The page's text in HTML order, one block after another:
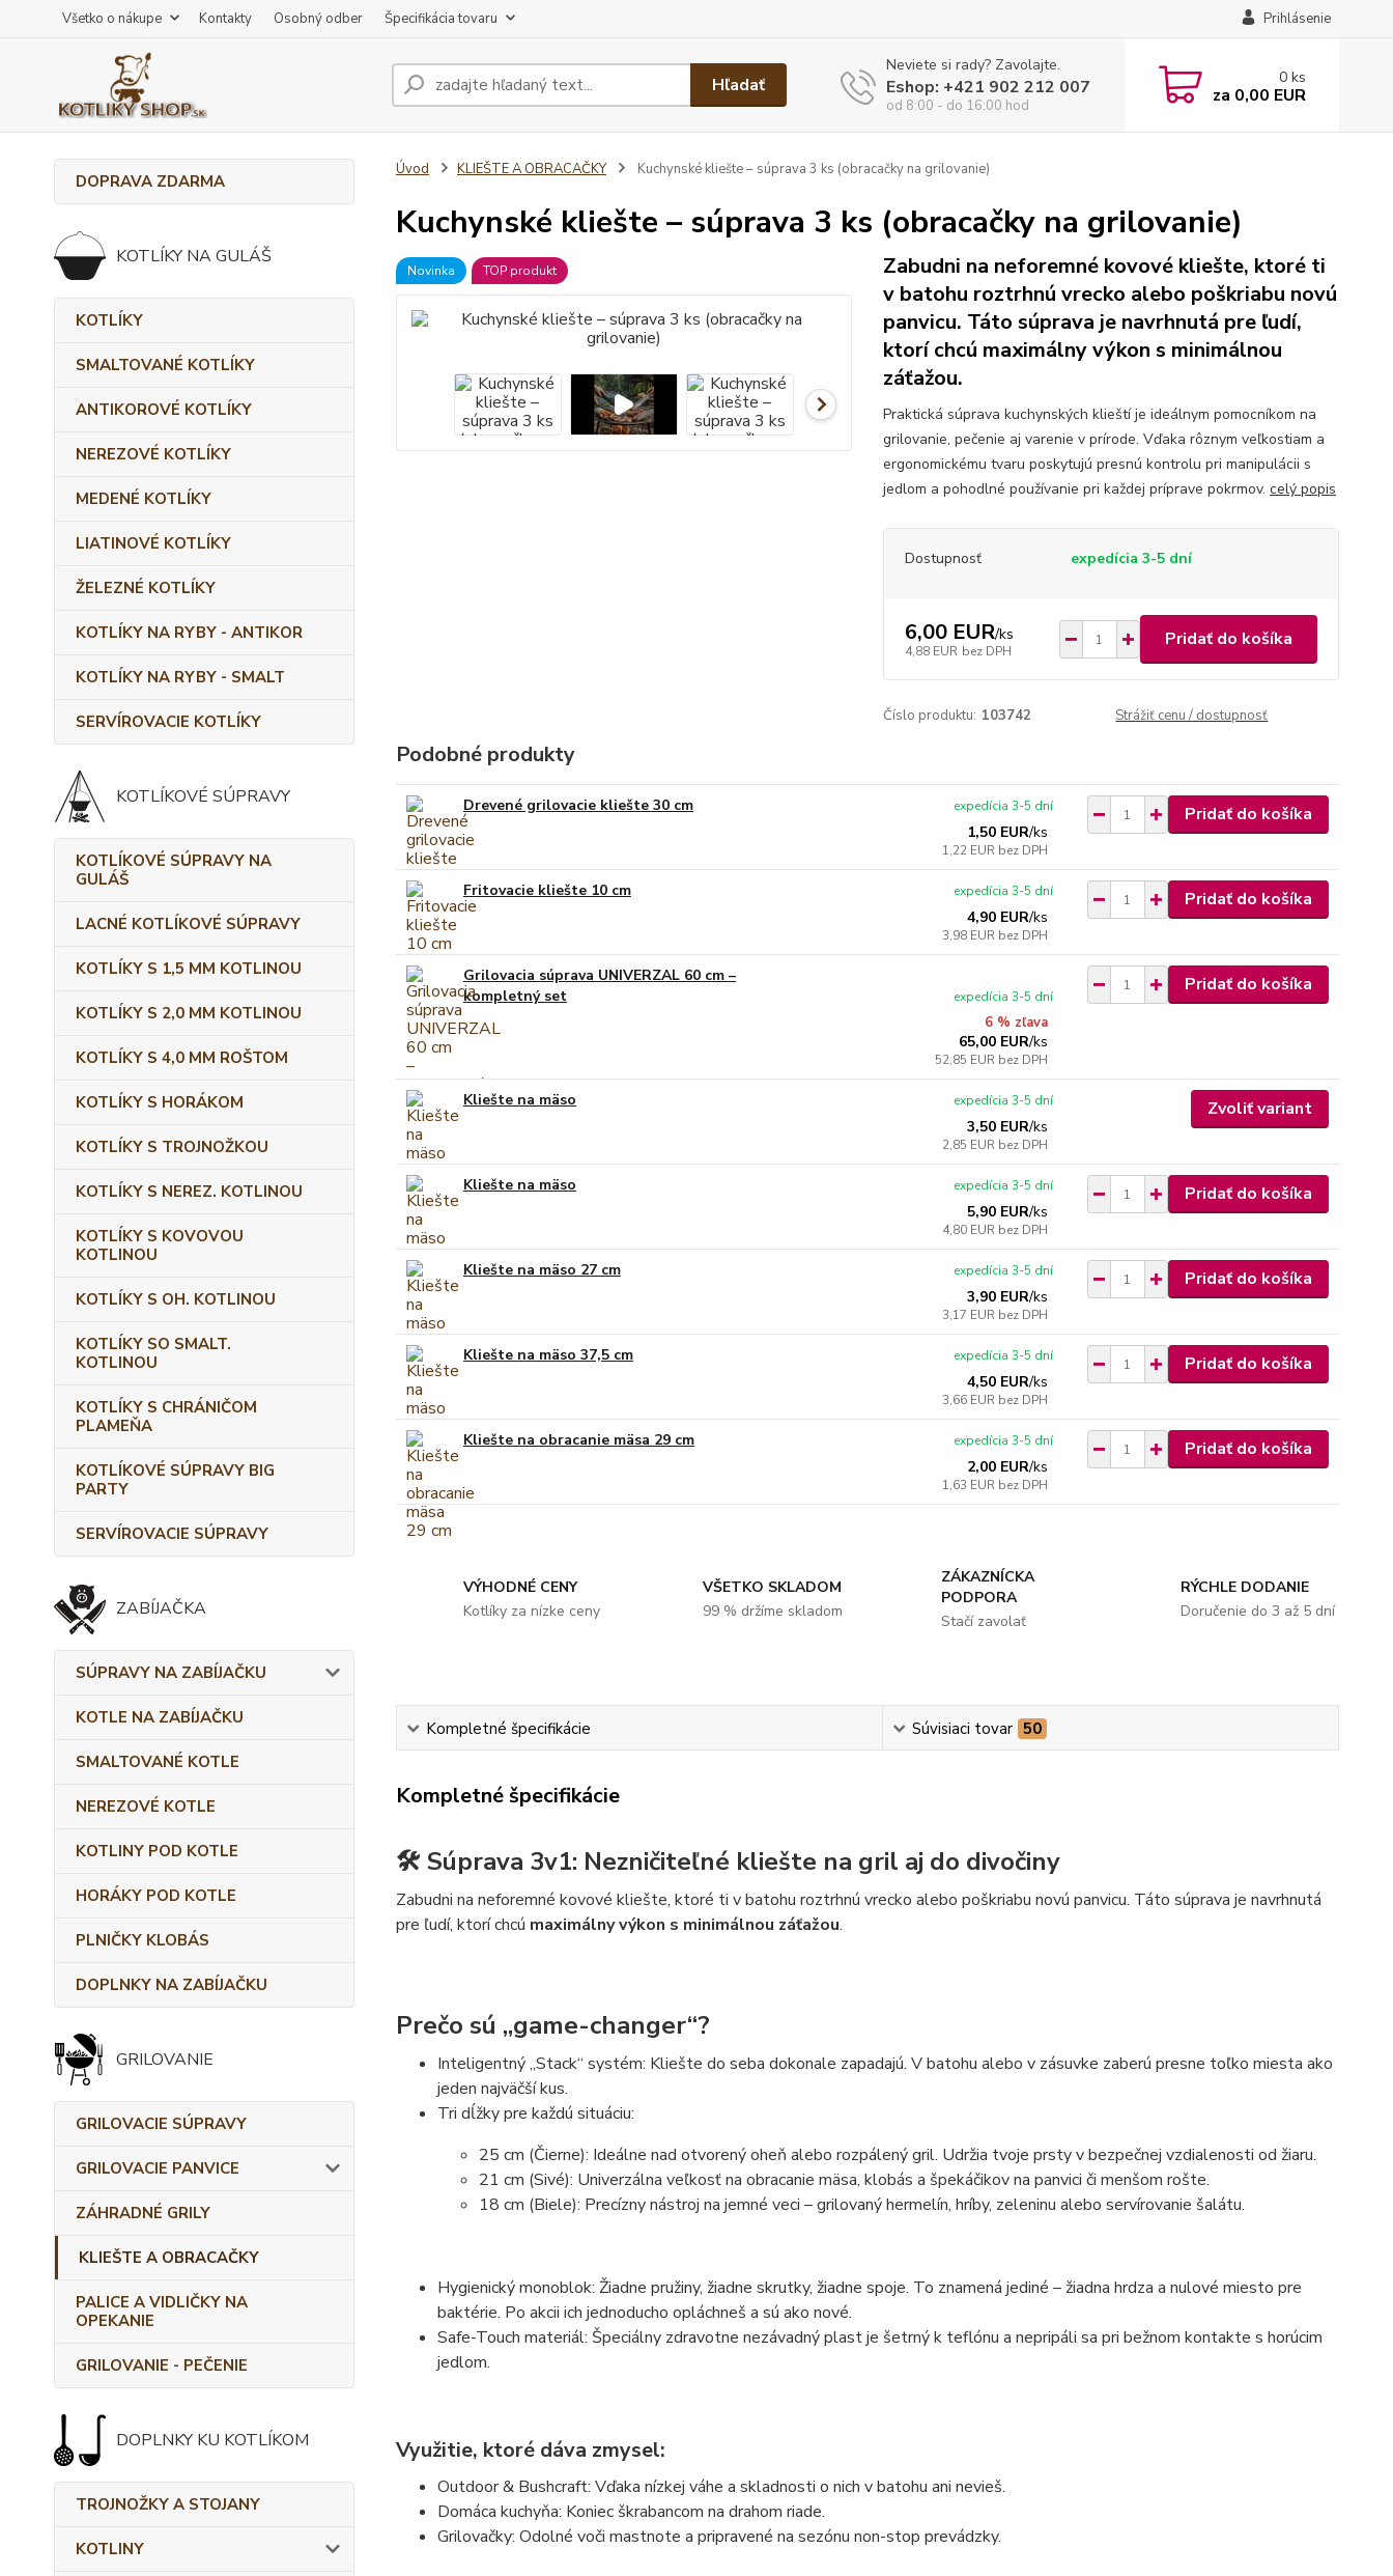
Všetko o nákupe Kontakty Osobný odber Špecifikácia tovaru Prihlásenie
Hľadať
Neviete si rady? Zavolajte.
Eshop: +421 902 212 007
od 8:00 - do 16:00 hod
0 ks
za 0,00 EUR
DOPRAVA ZDARMA
KOTLÍKY NA GULÁŠ
KOTLÍKY
SMALTOVANÉ KOTLÍKY
ANTIKOROVÉ KOTLÍKY
NEREZOVÉ KOTLÍKY
MEDENÉ KOTLÍKY
LIATINOVÉ KOTLÍKY
ŽELEZNÉ KOTLÍKY
KOTLÍKY NA RYBY - ANTIKOR
KOTLÍKY NA RYBY - SMALT
SERVÍROVACIE KOTLÍKY
KOTLÍKOVÉ SÚPRAVY
KOTLÍKOVÉ SÚPRAVY NA
GULÁŠ
LACNÉ KOTLÍKOVÉ SÚPRAVY
KOTLÍKY S 1,5 MM KOTLINOU
KOTLÍKY S 2,0 MM KOTLINOU
KOTLÍKY S 4,0 MM ROŠTOM
KOTLÍKY S HORÁKOM
KOTLÍKY S TROJNOŽKOU
KOTLÍKY S NEREZ. KOTLINOU
KOTLÍKY S KOVOVOU
KOTLINOU
KOTLÍKY S OH. KOTLINOU
KOTLÍKY SO SMALT.
KOTLINOU
KOTLÍKY S CHRÁNIČOM
PLAMEŇA
KOTLÍKOVÉ SÚPRAVY BIG
PARTY
SERVÍROVACIE SÚPRAVY
ZABÍJAČKA
SÚPRAVY NA ZABÍJAČKU
KOTLE NA ZABÍJAČKU
SMALTOVANÉ KOTLE
NEREZOVÉ KOTLE
KOTLINY POD KOTLE
HORÁKY POD KOTLE
PLNIČKY KLOBÁS
DOPLNKY NA ZABÍJAČKU
GRILOVANIE
GRILOVACIE SÚPRAVY
GRILOVACIE PANVICE
ZÁHRADNÉ GRILY
KLIEŠTE A OBRACAČKY
PALICE A VIDLIČKY NA
OPEKANIE
GRILOVANIE - PEČENIE
DOPLNKY KU KOTLÍKOM
TROJNOŽKY A STOJANY
KOTLINY
Úvod KLIEŠTE A OBRACAČKY Kuchynské kliešte – súprava 3 ks (obracačky na grilovanie)
Kuchynské kliešte – súprava 3 ks (obracačky na grilovanie)
Novinka TOP produkt
Zabudni na neforemné kovové kliešte, ktoré ti
v batohu roztrhnú vrecko alebo poškriabu novú
panvicu. Táto súprava je navrhnutá pre ľudí,
ktorí chcú maximálny výkon s minimálnou
záťažou.
Praktická súprava kuchynských klieští je ideálnym pomocníkom na
grilovanie, pečenie aj varenie v prírode. Vďaka rôznym veľkostiam a
ergonomickému tvaru poskytujú presnú kontrolu pri manipulácii s
jedlom a pohodlné používanie pri každej príprave pokrmov. celý popis
Dostupnosť expedícia 3-5 dní
6,00 EUR/ks
4,88 EUR bez DPH
Pridať do košíka
Číslo produktu: 103742 Strážiť cenu / dostupnosť
Podobné produkty
Drevené grilovacie kliešte 30 cm
1,50 EUR/ks
1,22 EUR bez DPH
expedícia 3-5 dní Pridať do košíka
Fritovacie kliešte 10 cm
4,90 EUR/ks
3,98 EUR bez DPH
expedícia 3-5 dní Pridať do košíka
Grilovacia súprava UNIVERZAL 60 cm –
kompletný set
6 % zľava
65,00 EUR/ks
52,85 EUR bez DPH
expedícia 3-5 dní
Pridať do košíka
Kliešte na mäso
3,50 EUR/ks
2,85 EUR bez DPH
expedícia 3-5 dní Zvoliť variant
Kliešte na mäso
5,90 EUR/ks
4,80 EUR bez DPH
expedícia 3-5 dní Pridať do košíka
Kliešte na mäso 27 cm
3,90 EUR/ks
3,17 EUR bez DPH
expedícia 3-5 dní Pridať do košíka
Kliešte na mäso 37,5 cm
4,50 EUR/ks
3,66 EUR bez DPH
expedícia 3-5 dní Pridať do košíka
Kliešte na obracanie mäsa 29 cm
2,00 EUR/ks
1,63 EUR bez DPH
expedícia 3-5 dní Pridať do košíka
VÝHODNÉ CENY
Kotlíky za nízke ceny
VŠETKO SKLADOM
99 % držíme skladom
ZÁKAZNÍCKA
PODPORA
Stačí zavolať
RÝCHLE DODANIE
Doručenie do 3 až 5 dní
Kompletné špecifikácie Súvisiaci tovar 50
Kompletné špecifikácie
🛠️ Súprava 3v1: Nezničiteľné kliešte na gril aj do divočiny
Zabudni na neforemné kovové kliešte, ktoré ti v batohu roztrhnú vrecko alebo poškriabu novú panvicu. Táto súprava je navrhnutá
pre ľudí, ktorí chcú maximálny výkon s minimálnou záťažou.
Prečo sú „game-changer“?
Inteligentný „Stack“ systém: Kliešte do seba dokonale zapadajú. V batohu alebo v zásuvke zaberú presne toľko miesta ako
jeden najväčší kus.
Tri dĺžky pre každú situáciu:
25 cm (Čierne): Ideálne nad otvorený oheň alebo rozpálený gril. Udržia tvoje prsty v bezpečnej vzdialenosti od žiaru.
21 cm (Sivé): Univerzálna veľkosť na obracanie mäsa, klobás a špekáčikov na panvici či menšom rošte.
18 cm (Biele): Precízny nástroj na jemné veci – grilovaný hermelín, hríby, zeleninu alebo servírovanie šalátu.
Hygienický monoblok: Žiadne pružiny, žiadne skrutky, žiadne spoje. To znamená jediné – žiadna hrdza a nulové miesto pre
baktérie. Po akcii ich jednoducho opláchneš a sú ako nové.
Safe-Touch materiál: Špeciálny zdravotne nezávadný plast je šetrný k teflónu a nepripáli sa pri bežnom kontakte s horúcim
jedlom.
Využitie, ktoré dáva zmysel:
Outdoor & Bushcraft: Vďaka nízkej váhe a skladnosti o nich v batohu ani nevieš.
Domáca kuchyňa: Koniec škrabancom na drahom riade.
Grilovačky: Odolné voči mastnote a pripravené na sezónu non-stop prevádzky.